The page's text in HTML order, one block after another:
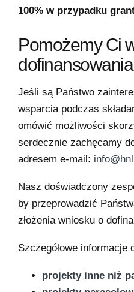
100% w przypadku
Pomożemy Ci
Jeśli są Państwo
wsparcia podczas
omówić możliwości
serdecznie zachęcamy
adresem e-mail:
Nasz doświadczony
by przeprowadzić
złożenia wniosku o
Szczegółowe informacje
projekty inne niż